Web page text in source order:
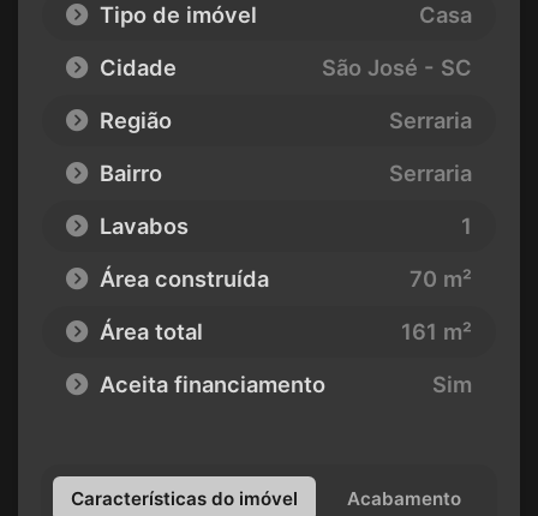
Tipo de imóvel
Casa
Cidade
São José - SC
Região
Serraria
Bairro
Serraria
Lavabos
1
Área construída
70 m²
Área total
161 m²
Aceita financiamento
Sim
Características do imóvel Acabamento